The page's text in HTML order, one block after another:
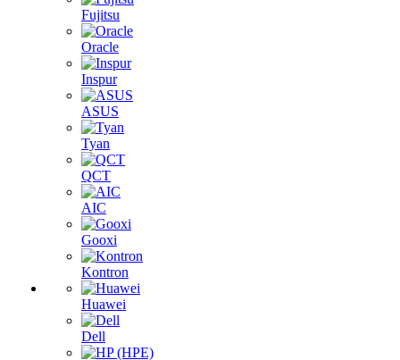
Fujitsu
Oracle
Inspur
ASUS
Tyan
QCT
AIC
Gooxi
Kontron
Huawei
Dell